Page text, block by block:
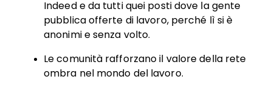
Indeed e da tutti quei posti dove la gente
pubblica offerte di lavoro, perché lì si è
anonimi e senza volto.
Le comunità rafforzano il valore della rete
ombra nel mondo del lavoro.